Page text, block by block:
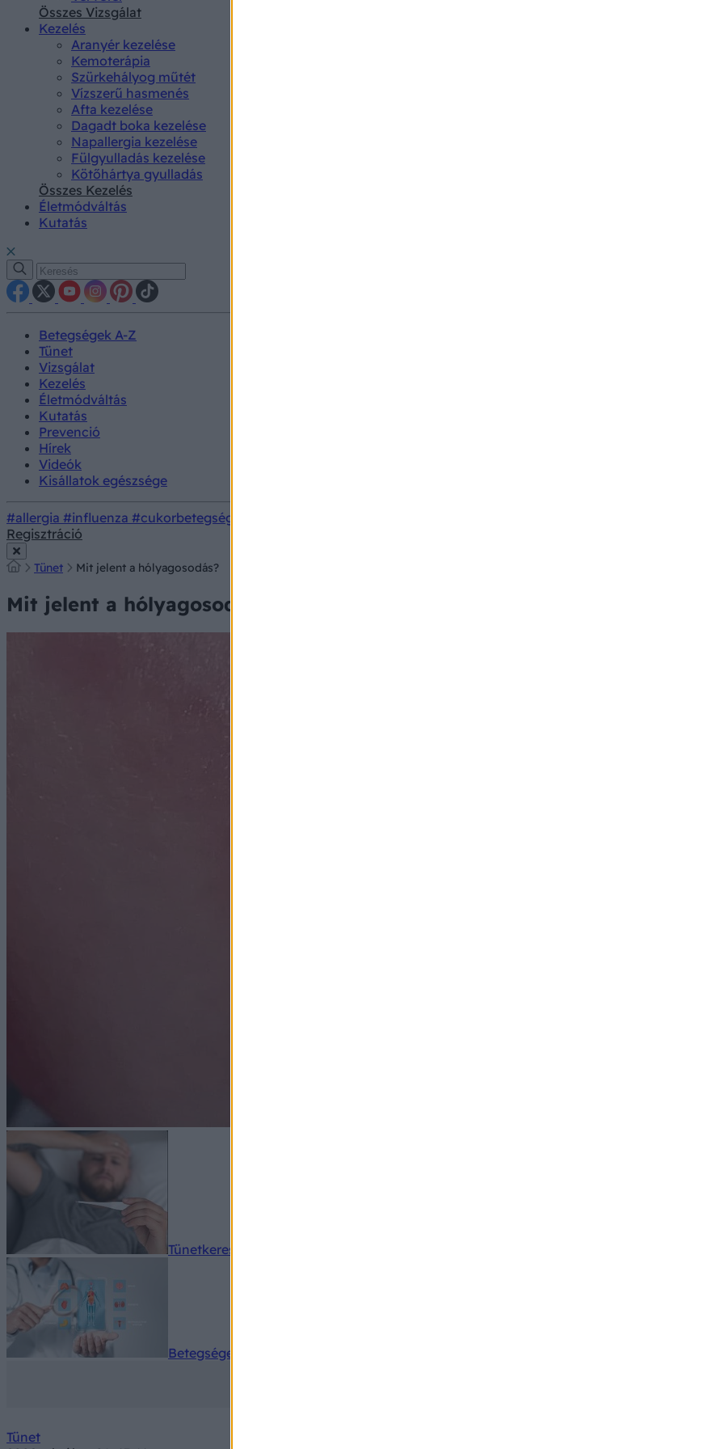
Összes Vizsgálat
Kezelés
Aranyér kezelése
Kemoterápia
Szürkehályog műtét
Vízszerű hasmenés
Afta kezelése
Dagadt boka kezelése
Napallergia kezelése
Fülgyulladás kezelése
Kötőhártya gyulladás
Összes Kezelés
Életmódváltás
Kutatás
Betegségek A-Z
Tünet
Vizsgálat
Kezelés
Életmódváltás
Kutatás
Prevenció
Hírek
Videók
Kisállatok egészsége
#allergia #influenza #cukorbetegség
Regisztráció
Tünet Mit jelent a hólyagosodás?
Mit jelent a hólyagosodás?
Tünetkereső
Betegségek A-Z
Tünet